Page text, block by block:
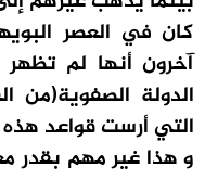
كان في العصر
آخرون أنها لم تظهر
الدولة الصفوية(من
التي أرست قواعد هذه
و هذا غير مهم بقدر